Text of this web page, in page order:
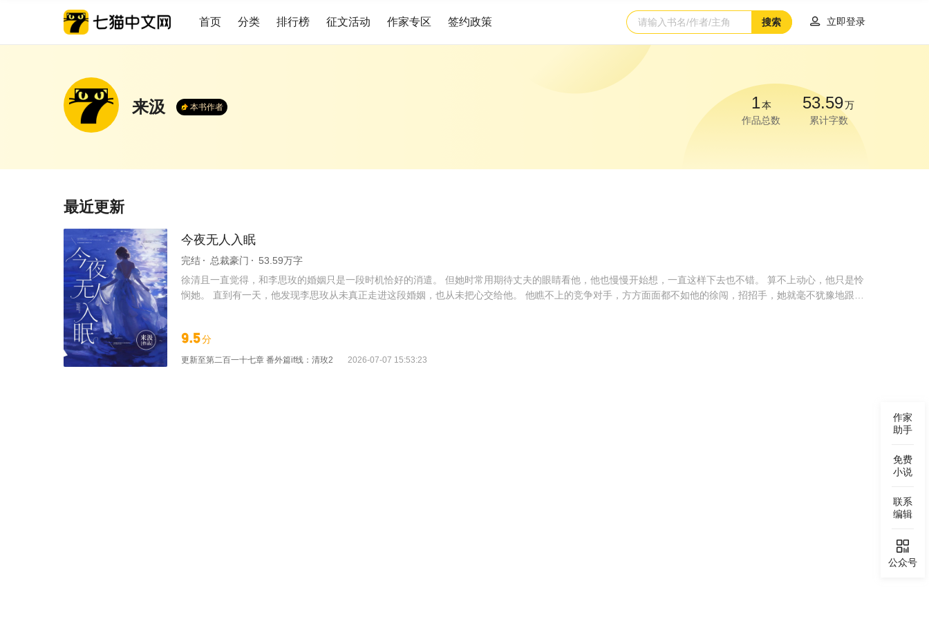
首页 分类 排行榜 征文活动 作家专区 签约政策 搜索  立即登录
来汲 本书作者 1本
作品总数
53.59万
累计字数
最近更新
今夜无人入眠
完结 总裁豪门
53.59万字
徐清且一直觉得，和李思玫的婚姻只是一段时机恰好的消遣。 但她时常用期待丈夫的眼睛看他，他也慢慢开始想，一直这样下去也不错。 算不上动心，他只是怜
悯她。 直到有一天，他发现李思玫从未真正走进这段婚姻，也从未把心交给他。 他瞧不上的竞争对手，方方面面都不如他的徐闯，招招手，她就毫不犹豫地跟他
我很想你。】 今夜爱意蔓延，今夜无人入眠。
9.5分
更新至第二百一十七章 番外篇if线：清玫2 2026-07-07 15:53:23
作家
助手
免费
小说
联系
编辑

公众号